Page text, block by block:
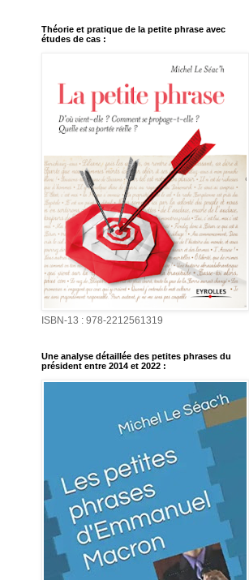
Théorie et pratique de la petite phrase avec
études de cas :
ISBN-13 : 978-2212561319
Une analyse détaillée des petites phrases du
président entre 2014 et 2022 :